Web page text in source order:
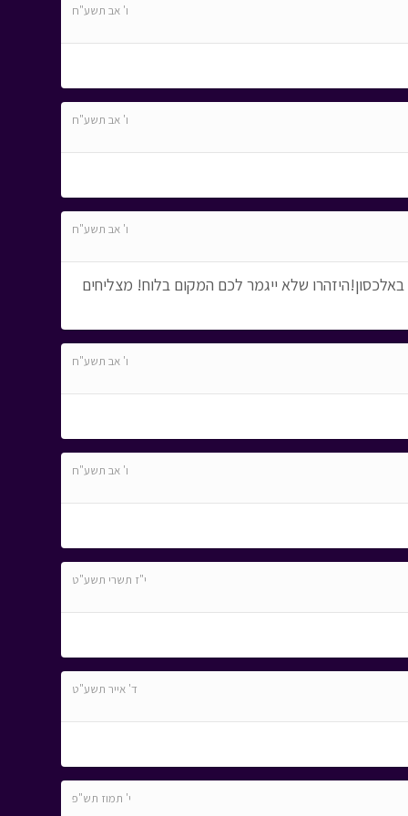
ו' אב תשע"ח
ו' אב תשע"ח
ו' אב תשע"ח
גם באלכסון!היזהרו שלא ייגמר לכם המקום בלוח! מצליחים
ו' אב תשע"ח
ו' אב תשע"ח
י"ז תשרי תשע"ט
ד' אייר תשע"ט
י' תמוז תש"פ